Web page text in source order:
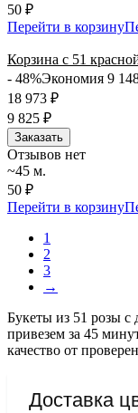
50 ₽
Перейти в корзину
Корзина с 51
- 48%Экономия 9
18 973 ₽
9 825 ₽
Заказать
Отзывов нет
~45 м.
50 ₽
Перейти в корзину
1
2
3
→
Букеты из 51 розы с
привезем за 45
качество от
Доставка